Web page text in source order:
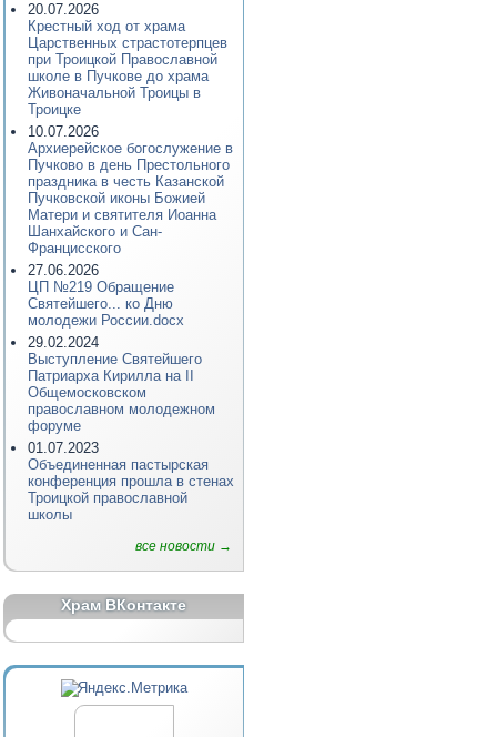
20.07.2026
Крестный ход от храма
Царственных страстотерпцев
при Троицкой Православной
школе в Пучкове до храма
Живоначальной Троицы в
Троицке
10.07.2026
Архиерейское богослужение в
Пучково в день Престольного
праздника в честь Казанской
Пучковской иконы Божией
Матери и святителя Иоанна
Шанхайского и Сан-
Францисского
27.06.2026
ЦП №219 Обращение
Святейшего... ко Дню
молодежи России.docx
29.02.2024
Выступление Святейшего
Патриарха Кирилла на II
Общемосковском
православном молодежном
форуме
01.07.2023
Объединенная пастырская
конференция прошла в стенах
Троицкой православной
школы
все новости →
Храм ВКонтакте